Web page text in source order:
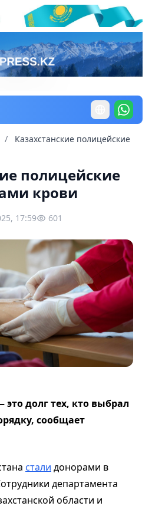
/
Казахстанские полицейские
полицейские
крови
17:59 601
долг тех, кто выбрал
сообщает
стали донорами в
департамента
области и